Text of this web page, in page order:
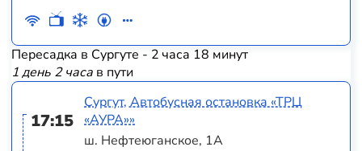
Пересадка в Сургуте - 2 часа 18 минут
1 день 2 часав пути
17:15
Сургут, Автобусная остановка «ТРЦ
«АУРА»»
ш. Нефтеюганское, 1А